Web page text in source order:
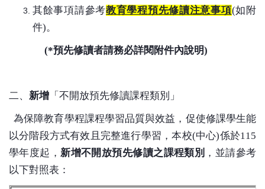
其餘事項請參考教育學程預先修讀注意事項(如附
件)。
(*預先修讀者請務必詳閱附件內說明)
二、 新增 「不開放預先修讀課程類別」
為保障教育學程課程學習品質與效益，促使修課學生能
以分階段方式有效且完整進行學習，本校(中心)係於115
學年度起，新增不開放預先修讀之課程類別 ，並請參考
以下對照表：